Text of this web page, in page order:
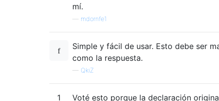
mí.
mdornfe1
Simple y fácil de usar. Esto debe ser
como la respuesta.
— QkiZ
1
Voté esto porque la declaración